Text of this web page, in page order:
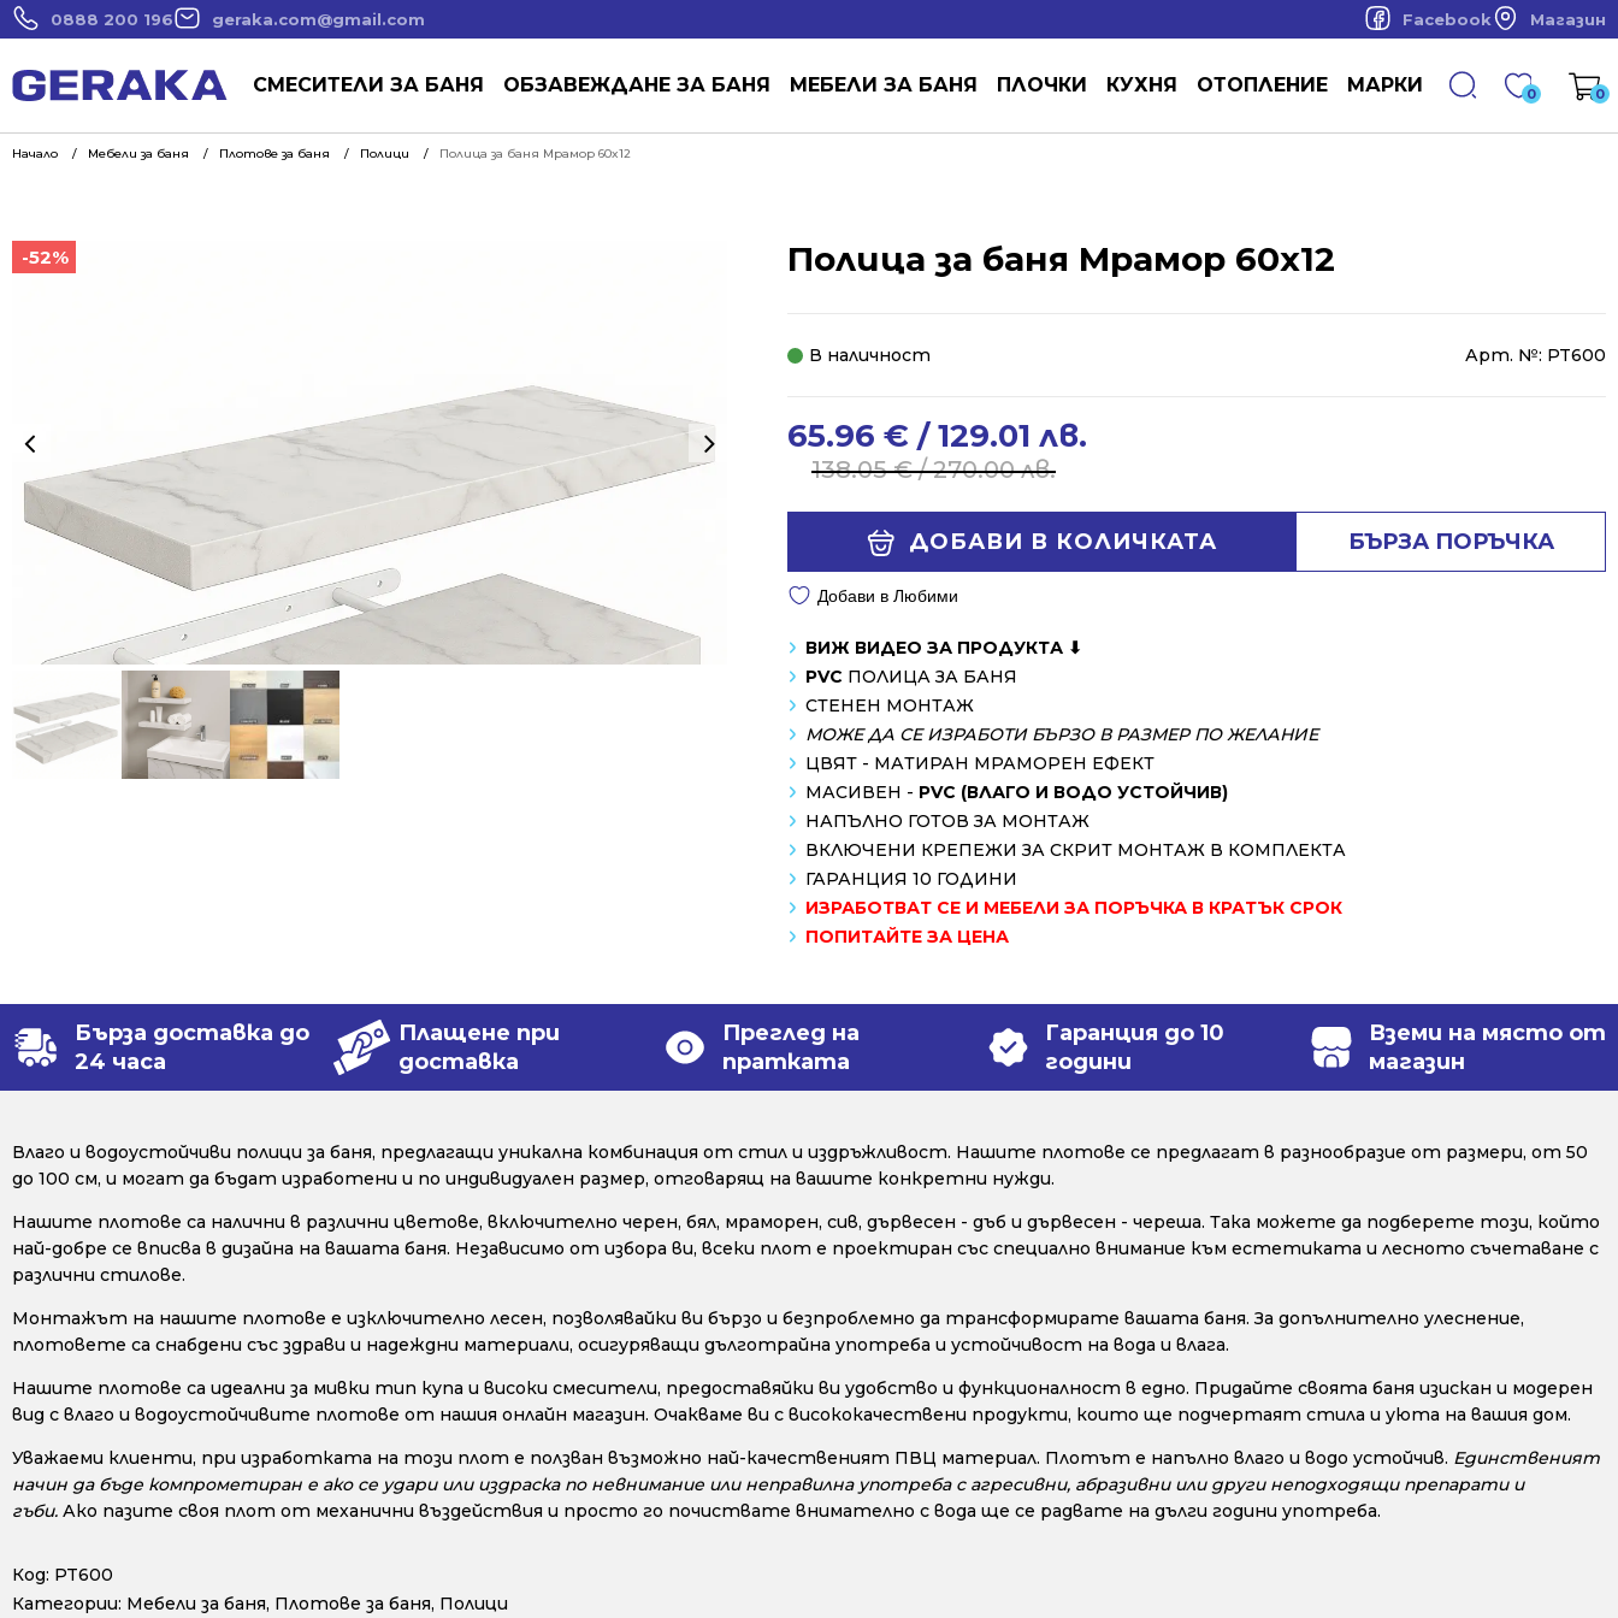
0888 200 196 geraka.com@gmail.com Facebook Магазин
СМЕСИТЕЛИ ЗА БАНЯ ОБЗАВЕЖДАНЕ ЗА БАНЯ МЕБЕЛИ ЗА БАНЯ ПЛОЧКИ КУХНЯ ОТОПЛЕНИЕ МАРКИ 0 0
Начало Мебели за баня Плотове за баня Полици Полица за баня Мрамор 60x12
-52%
-52% Полица за баня Мрамор 60x12
В наличност Арт. №: PT600
138.05€/ 270.00 лв.
Original
price
270.00 лв..
65.96 € / 129.01 лв.
Current
price
129.01 лв..
ДОБАВИ В КОЛИЧКАТА БЪРЗА ПОРЪЧКА
Добави в Любими
ВИЖ ВИДЕО ЗА ПРОДУКТА ⬇
PVC ПОЛИЦА ЗА БАНЯ
СТЕНЕН МОНТАЖ
МОЖЕ ДА СЕ ИЗРАБОТИ БЪРЗО В РАЗМЕР ПО ЖЕЛАНИЕ
ЦВЯТ - МАТИРАН МРАМОРЕН ЕФЕКТ
МАСИВЕН - PVC (ВЛАГО И ВОДО УСТОЙЧИВ)
НАПЪЛНО ГОТОВ ЗА МОНТАЖ
ВКЛЮЧЕНИ КРЕПЕЖИ ЗА СКРИТ МОНТАЖ В КОМПЛЕКТА
ГАРАНЦИЯ 10 ГОДИНИ
ИЗРАБОТВАТ СЕ И МЕБЕЛИ ЗА ПОРЪЧКА В КРАТЪК СРОК
ПОПИТАЙТЕ ЗА ЦЕНА
Бърза доставка до
24 часа
Плащене при
доставка
Преглед на
пратката
Гаранция до 10
години
Вземи на място от
магазин
Влаго и водоустойчиви полици за баня, предлагащи уникална комбинация от стил и издръжливост. Нашите плотове се предлагат в разнообразие от размери, от 50
до 100 см, и могат да бъдат изработени и по индивидуален размер, отговарящ на вашите конкретни нужди.
Нашите плотове са налични в различни цветове, включително черен, бял, мраморен, сив, дървесен - дъб и дървесен - череша. Така можете да подберете този, който
най-добре се вписва в дизайна на вашата баня. Независимо от избора ви, всеки плот е проектиран със специално внимание към естетиката и лесното съчетаване с
различни стилове.
Монтажът на нашите плотове е изключително лесен, позволявайки ви бързо и безпроблемно да трансформирате вашата баня. За допълнително улеснение,
плотовете са снабдени със здрави и надеждни материали, осигуряващи дълготрайна употреба и устойчивост на вода и влага.
Нашите плотове са идеални за мивки тип купа и високи смесители, предоставяйки ви удобство и функционалност в едно. Придайте своята баня изискан и модерен
вид с влаго и водоустойчивите плотове от нашия онлайн магазин. Очакваме ви с висококачествени продукти, които ще подчертаят стила и уюта на вашия дом.
Уважаеми клиенти, при изработката на този плот е ползван възможно най-качественият ПВЦ материал. Плотът е напълно влаго и водо устойчив. Единственият
начин да бъде компрометиран е ако се удари или издраска по невнимание или неправилна употреба с агресивни, абразивни или други неподходящи препарати и
гъби. Ако пазите своя плот от механични въздействия и просто го почиствате внимателно с вода ще се радвате на дълги години употреба.
Код: PT600
Категории: Мебели за баня, Плотове за баня, Полици